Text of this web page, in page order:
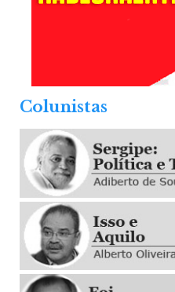
Colunistas